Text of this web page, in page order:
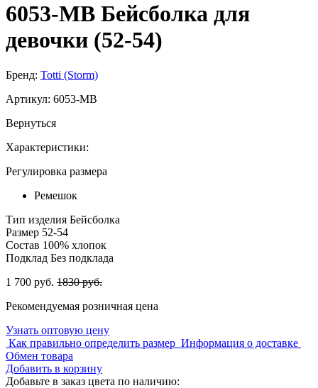
6053-МB Бейсболка для
девочки (52-54)
Бренд: Totti (Storm)
Артикул: 6053-МB
Вернуться
Характеристики:
Регулировка размера
Ремешок
Тип изделия Бейсболка
Размер 52-54
Состав 100% хлопок
Подклад Без подклада
1 700 руб. 1830 руб.
Рекомендуемая розничная цена
Узнать оптовую цену
Как правильно определить размер Информация о доставке
Обмен товара
Добавить в корзину
Добавьте в заказ цвета по наличию: